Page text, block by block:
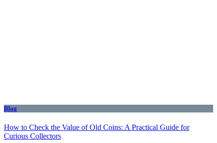
Blog
How to Check the Value of Old Coins: A Practical Guide for
Curious Collectors